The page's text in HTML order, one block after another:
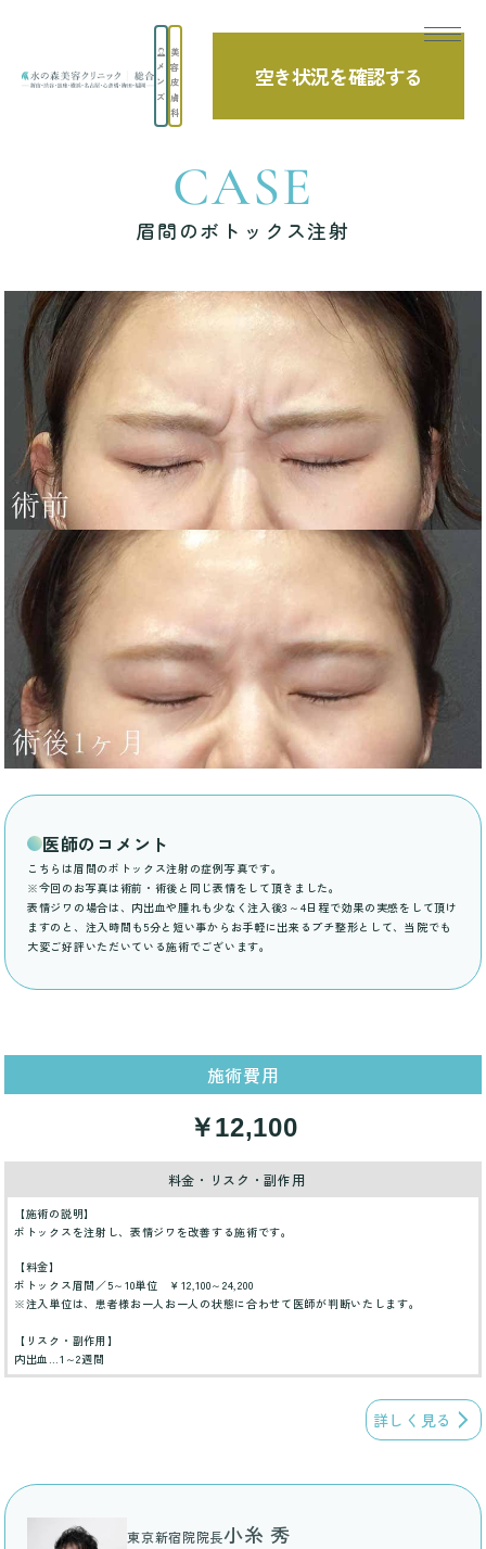
メ
ン
ズ
美
容
皮
膚
科
空き状況を確認する
TOP 症例写真 眉間のボトックス注射
CASE
眉間のボトックス注射
医師のコメント
こちらは眉間のボトックス注射の症例写真です。
※今回のお写真は術前・術後と同じ表情をして頂きました。
表情ジワの場合は、内出血や腫れも少なく注入後3～4日程で効果の実感をして頂け
ますのと、注入時間も5分と短い事からお手軽に出来るプチ整形として、当院でも
大変ご好評いただいている施術でございます。
施術費用
￥12,100
料金・リスク・副作用
【施術の説明】
ボトックスを注射し、表情ジワを改善する施術です。
【料金】
ボトックス眉間／5～10単位 ￥12,100～24,200
※注入単位は、患者様お一人お一人の状態に合わせて医師が判断いたします。
【リスク・副作用】
内出血…1～2週間
詳しく見る
東京新宿院院長小糸 秀